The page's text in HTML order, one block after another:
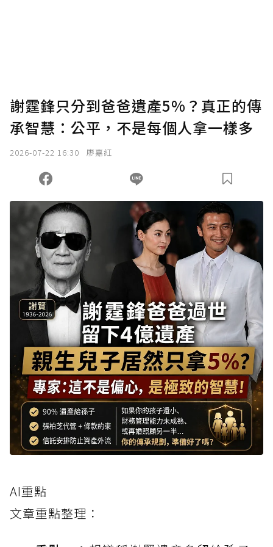
謝霆鋒只分到爸爸遺產5%？真正的傳
承智慧：公平，不是每個人拿一樣多
2026-07-22 16:30 廖嘉紅
AI重點
文章重點整理：